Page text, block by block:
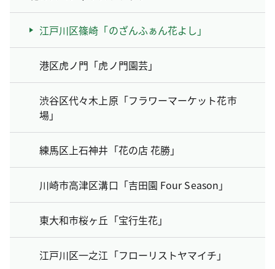
江戸川区篠崎「のざんふぁん花よし」
港区虎ノ門「虎ノ門園芸」
渋谷区代々木上原「フラワーマーケット花市
場」
練馬区上石神井「花の店 花勝」
川崎市高津区溝口「吉田園 Four Season」
東大和市桜ヶ丘「宝行生花」
江戸川区一之江「フローリストヤマイチ」